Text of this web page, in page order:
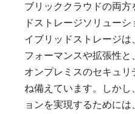
ブリッククラウドの両
ドストレージソリュー
イブリッドストレージ
フォーマンスや拡張性
オンプレミスのセキュ
ね備えています。しか
ョンを実現するために